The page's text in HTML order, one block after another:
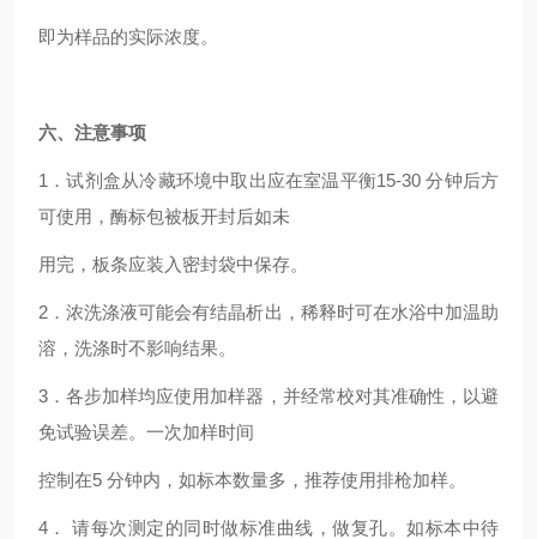
即为样品的实际浓度。
六、注意事项
1 ．试剂盒从冷藏环境中取出应在室温平衡15-30 分钟后方
可使用，酶标包被板开封后如未
用完，板条应装入密封袋中保存。
2 ．浓洗涤液可能会有结晶析出，稀释时可在水浴中加温助
溶，洗涤时不影响结果。
3 ．各步加样均应使用加样器，并经常校对其准确性，以避
免试验误差。一次加样时间
控制在5 分钟内，如标本数量多，推荐使用排枪加样。
4 ． 请每次测定的同时做标准曲线，做复孔。如标本中待